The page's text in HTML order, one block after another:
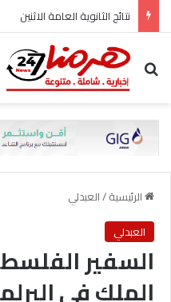
لا صحة لمنع احد من تسجيل
بحث عن
الرئيسية/العبدلي
العبدلي
السفير
الملك في